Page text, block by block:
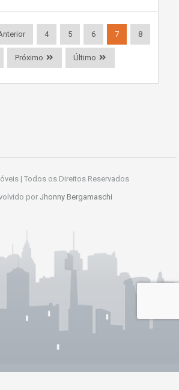
4 5 6 7 8
Próximo Último
| Todos os Direitos Reservados
por Jhonny Bergamaschi